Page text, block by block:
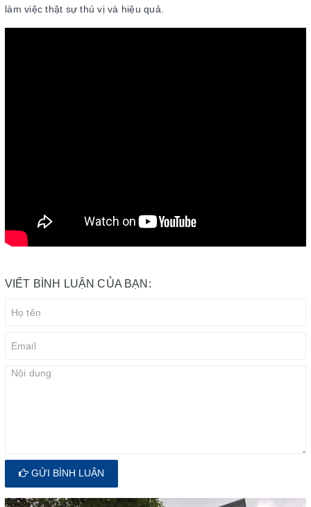
làm việc thật sự thú vị và hiệu quả.
VIẾT BÌNH LUẬN CỦA BẠN:
GỬI BÌNH LUẬN